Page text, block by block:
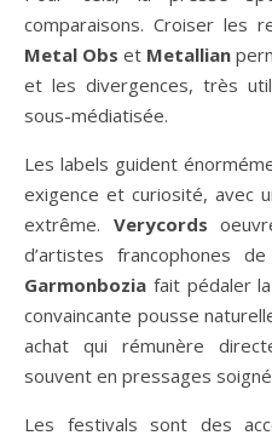
comparaisons. Croiser les
Metal Obs et Metallian
et les divergences, très
sous-médiatisée.
Les labels guident
exigence et curiosité, avec
extrême. Verycords
d’artistes francophones
Garmonbozia fait pédaler
convaincante pousse
achat qui rémunère
souvent en pressages
Les festivals sont des